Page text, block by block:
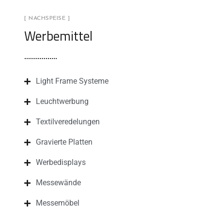
[ NACHSPEISE ]
Werbemittel
Light Frame Systeme
Leuchtwerbung
Textilveredelungen
Gravierte Platten
Werbedisplays
Messewände
Messemöbel